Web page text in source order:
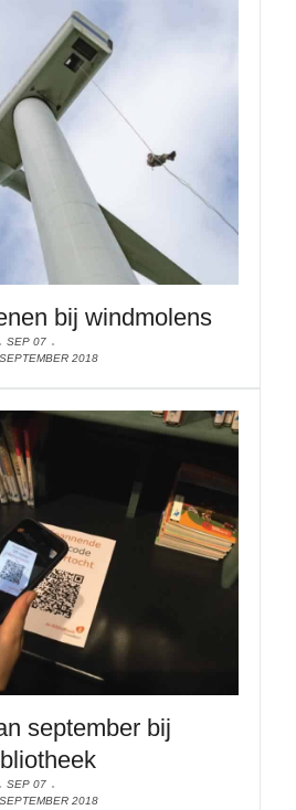
bij windmolens
SEP 07
2018
september bij
SEP 07
2018